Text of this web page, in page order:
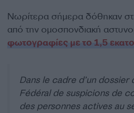
Νωρίτερα σήμερα δόθηκαν
από την ομοσπονδιακή
φωτογραφίες με το 1,5
Dans le cadre d’un dossier
Fédéral de suspicions de
des personnes actives au